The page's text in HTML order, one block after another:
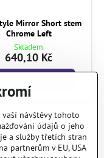
Mirror Short stem
Chrome Left
Skladem
640,10 Kč
návštěvy tohoto
údajů o jeho
a služby třetích stran
partnerům v EU, USA